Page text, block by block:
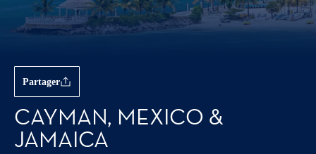
Partager
CAYMAN, MEXICO &
JAMAICA